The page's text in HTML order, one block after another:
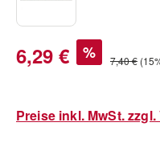
Verkaufspreis:
6,29 € % Regulärer
7,40 €
Preise inkl. MwSt.